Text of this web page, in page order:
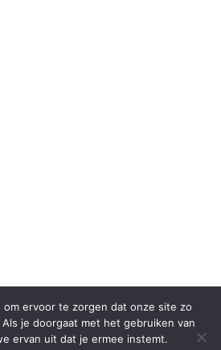
om ervoor te zorgen dat onze site zo
je doorgaat met het gebruiken van
ervan uit dat je ermee instemt.